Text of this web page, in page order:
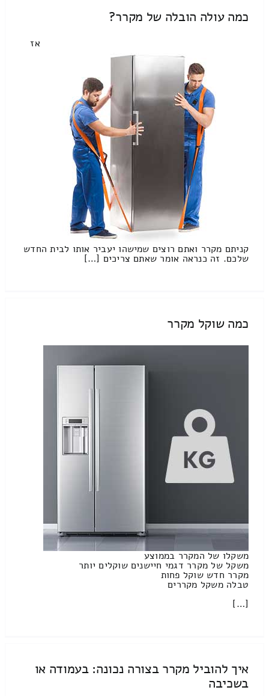
כמה עולה הובלה של מקרר?
אז
קניתם מקרר ואתם רוצים שמישהו יעביר אותו לבית החדש
שלכם. זה כנראה אומר שאתם צריכים […]
כמה שוקל מקרר
משקלו של המקרר בממוצע
משקל של מקרר דגמי חיישנים שוקלים יותר
מקרר חדש שוקל פחות
טבלה משקל מקררים
[…]
איך להוביל מקרר בצורה נכונה: בעמודה או
בשכיבה